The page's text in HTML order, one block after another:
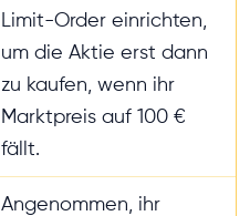
Limit-Order einrichten,
um die Aktie erst dann
zu kaufen, wenn ihr
Marktpreis auf 100 €
fällt.
Angenommen, ihr